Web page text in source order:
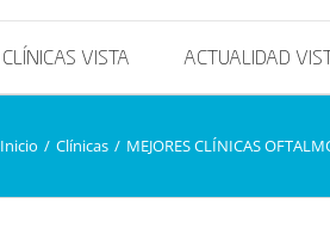
CLÍNICAS VISTA ACTUALIDAD
Inicio / Clínicas / MEJORES CLÍNICAS